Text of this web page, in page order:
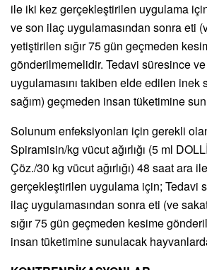
ile iki kez gerçekleştirilen uygulama
ve son ilaç uygulamasından sonra eti
yetiştirilen sığır 75 gün geçmeden
gönderilmemelidir. Tedavi süresince
uygulamasını takiben elde edilen inek
sağım) geçmeden insan tüketimine
Solunum enfeksiyonları için gerekli
Spiramisin/kg vücut ağırlığı (5 ml
Çöz./30 kg vücut ağırlığı) 48 saat ara
gerçekleştirilen uygulama için; Tedavi
ilaç uygulamasından sonra eti (ve
sığır 75 gün geçmeden kesime
insan tüketimine sunulacak